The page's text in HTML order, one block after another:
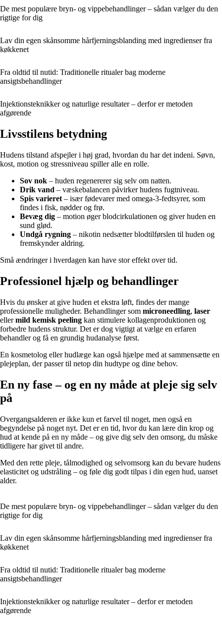
De mest populære bryn- og vippebehandlinger – sådan vælger du den
rigtige for dig
Lav din egen skånsomme hårfjerningsblanding med ingredienser fra
køkkenet
Fra oldtid til nutid: Traditionelle ritualer bag moderne
ansigtsbehandlinger
Injektionsteknikker og naturlige resultater – derfor er metoden
afgørende
Livsstilens betydning
Hudens tilstand afspejler i høj grad, hvordan du har det indeni. Søvn,
kost, motion og stressniveau spiller alle en rolle.
Sov nok – huden regenererer sig selv om natten.
Drik vand – væskebalancen påvirker hudens fugtniveau.
Spis varieret – især fødevarer med omega-3-fedtsyrer, som
findes i fisk, nødder og frø.
Bevæg dig – motion øger blodcirkulationen og giver huden en
sund glød.
Undgå rygning – nikotin nedsætter blodtilførslen til huden og
fremskynder aldring.
Små ændringer i hverdagen kan have stor effekt over tid.
Professionel hjælp og behandlinger
Hvis du ønsker at give huden et ekstra løft, findes der mange
professionelle muligheder. Behandlinger som microneedling, laser
ellermild kemisk peeling kan stimulere kollagenproduktionen og
forbedre hudens struktur. Det er dog vigtigt at vælge en erfaren
behandler og få en grundig hudanalyse først.
En kosmetolog eller hudlæge kan også hjælpe med at sammensætte en
plejeplan, der passer til netop din hudtype og dine behov.
En ny fase – og en ny måde at pleje sig selv
på
Overgangsalderen er ikke kun et farvel til noget, men også en
begyndelse på noget nyt. Det er en tid, hvor du kan lære din krop og
hud at kende på en ny måde – og give dig selv den omsorg, du måske
tidligere har givet til andre.
Med den rette pleje, tålmodighed og selvomsorg kan du bevare hudens
elasticitet og udstråling – og føle dig godt tilpas i din egen hud, uanset
alder.
De mest populære bryn- og vippebehandlinger – sådan vælger du den
rigtige for dig
Lav din egen skånsomme hårfjerningsblanding med ingredienser fra
køkkenet
Fra oldtid til nutid: Traditionelle ritualer bag moderne
ansigtsbehandlinger
Injektionsteknikker og naturlige resultater – derfor er metoden
afgørende